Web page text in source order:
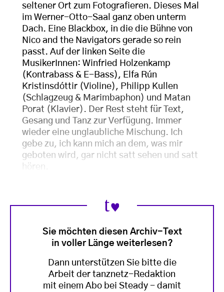
seltener Ort zum Fotografieren. Dieses Mal
im Werner-Otto-Saal ganz oben unterm
Dach. Eine Blackbox, in die die Bühne von
Nico and the Navigators gerade so rein
passt. Auf der linken Seite die
MusikerInnen: Winfried Holzenkamp
(Kontrabass & E-Bass), Elfa Rún
Kristinsdóttir (Violine), Philipp Kullen
(Schlagzeug & Marimbaphon) und Matan
Porat (Klavier). Der Rest steht für Text,
Gesang und Tanz zur Verfügung. Immer
wieder eine unglaubliche Mischung. Ich
gebe zu, ich kann mich an dem, was mir
geboten wird, gar nicht satt sehen und satt
Sie möchten diesen Archiv-Text
in voller Länge weiterlesen?
Dann unterstützen Sie bitte die
Arbeit der tanznetz-Redaktion
mit einem Abo bei Steady - damit